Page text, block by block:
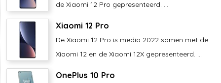
de Xiaomi 12 Pro gepresenteerd. ...
Xiaomi 12 Pro
De Xiaomi 12 Pro is medio 2022 samen met de
Xiaomi 12 en de Xiaomi 12X gepresenteerd. ...
OnePlus 10 Pro